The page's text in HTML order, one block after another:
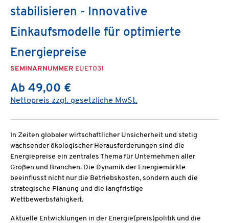
stabilisieren - Innovative
Einkaufsmodelle für optimierte
Energiepreise
SEMINARNUMMER EUET031
Ab 49,00 €
Nettopreis zzgl. gesetzliche MwSt.
In Zeiten globaler wirtschaftlicher Unsicherheit und stetig
wachsender ökologischer Herausforderungen sind die
Energiepreise ein zentrales Thema für Unternehmen aller
Größen und Branchen. Die Dynamik der Energiemärkte
beeinflusst nicht nur die Betriebskosten, sondern auch die
strategische Planung und die langfristige
Wettbewerbsfähigkeit.
Aktuelle Entwicklungen in der Energie(preis)politik und die